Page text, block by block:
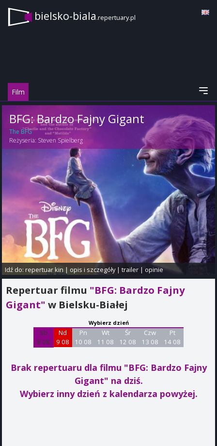
bielsko-biala.repertuary.pl
Film
BFG: Bardzo Fajny Gigant
The BFG
Reżyseria: Steven Spielberg
Idź do:repertuar kin |opis i szczegóły|trailer |opinie
Repertuar filmu "BFG: Bardzo Fajny
Gigant" w Bielsku-Białej
Wybierz dzień
Sb
8 08
Nd
9 08
Pn
10 08
Wt
11 08
Śr
12 08
Czw
13 08
Pt
14 08
Brak repertuaru dla filmu "BFG: Bardzo Fajny
Gigant" na dziś.
Wybierz inny dzień z kalendarza powyżej.